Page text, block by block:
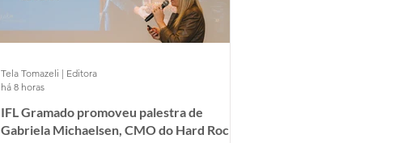
IFL Gramado promoveu palestra de
Gabriela Michaelsen, CMO do Hard Rock
Tela Tomazeli | Editora
há 8 horas